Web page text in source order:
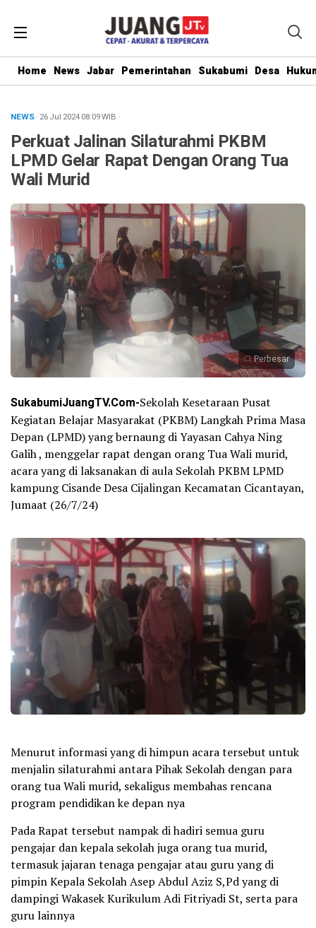
Home News Jabar Pemerintahan Sukabumi Desa
NEWS· 26 Jul 202408:09WIB ·
Perkuat Jalinan Silaturahmi PKBM
LPMD Gelar Rapat Dengan Orang Tua
Wali Murid
Perbesar
SukabumiJuangTV.Com-Sekolah Kesetaraan Pusat
Kegiatan Belajar Masyarakat (PKBM) Langkah Prima Masa
Depan (LPMD) yang bernaung di Yayasan Cahya Ning
Galih , menggelar rapat dengan orang Tua Wali murid,
acara yang di laksanakan di aula Sekolah PKBM LPMD
kampung Cisande Desa Cijalingan Kecamatan Cicantayan,
Jumaat (26/7/24)
Menurut informasi yang di himpun acara tersebut untuk
menjalin silaturahmi antara Pihak Sekolah dengan para
orang tua Wali murid, sekaligus membahas rencana
program pendidikan ke depan nya
Pada Rapat tersebut nampak di hadiri semua guru
pengajar dan kepala sekolah juga orang tua murid,
termasuk jajaran tenaga pengajar atau guru yang di
pimpin Kepala Sekolah Asep Abdul Aziz S,Pd yang di
dampingi Wakasek Kurikulum Adi Fitriyadi St, serta para
guru lainnya